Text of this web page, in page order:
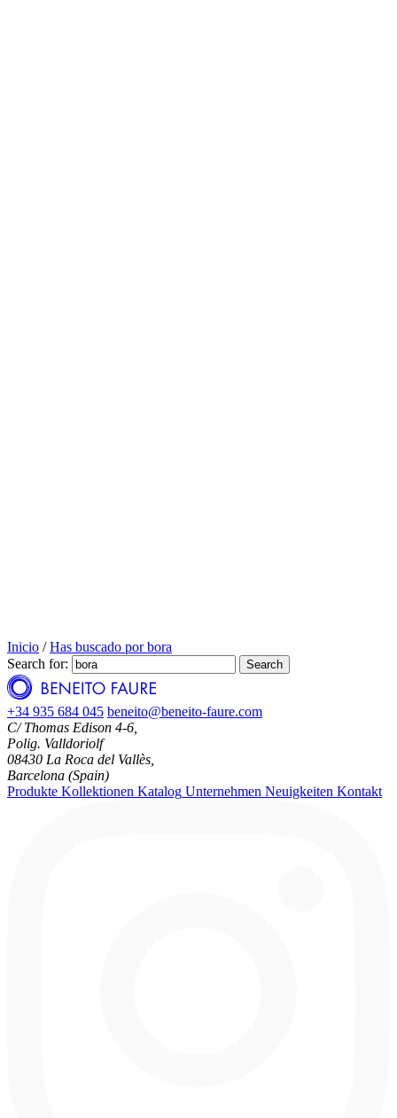
Inicio / Has buscado por bora
Search for:
Search
+34 935 684 045 beneito@beneito-faure.com
C/ Thomas Edison 4-6,
Polig. Valldoriolf
08430 La Roca del Vallès,
Barcelona (Spain)
Produkte Kollektionen Katalog Unternehmen Neuigkeiten Kontakt